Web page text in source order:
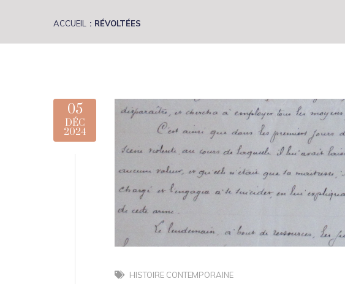
ACCUEIL RÉVOLTÉES
05
DÉC
2024
HISTOIRE CONTEMPORAINE